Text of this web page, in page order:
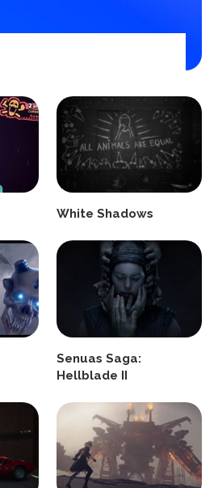
White Shadows
Senuas Saga:
Hellblade II